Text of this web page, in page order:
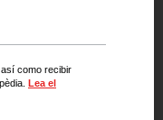
como recibir
Lea el